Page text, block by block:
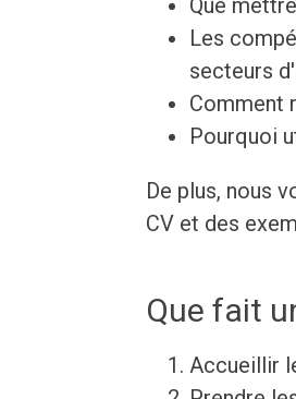
Que
Les
secteurs
Comment
Pourquoi
De plus, nous
CV et des
Que fait
Accueillir